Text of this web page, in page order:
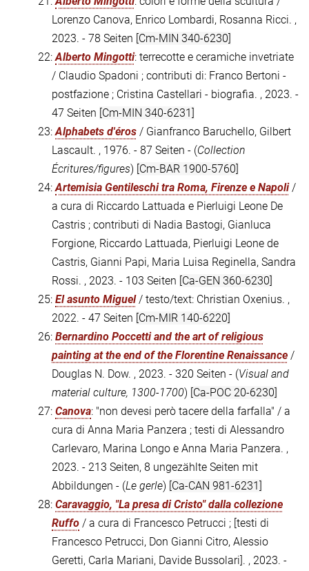
Lorenzo Canova, Enrico Lombardi, Rosanna Ricci. ,
2023. - 78 Seiten [Cm-MIN 340-6230]
22:Alberto Mingotti: terrecotte e ceramiche invetriate
/ Claudio Spadoni ; contributi di: Franco Bertoni -
postfazione ; Cristina Castellari - biografia. , 2023. -
47 Seiten [Cm-MIN 340-6231]
23:Alphabets d'éros / Gianfranco Baruchello, Gilbert
Lascault. , 1976. - 87 Seiten - (Collection
Écritures/figures) [Cm-BAR 1900-5760]
24:Artemisia Gentileschi tra Roma, Firenze e Napoli/
a cura di Riccardo Lattuada e Pierluigi Leone De
Castris ; contributi di Nadia Bastogi, Gianluca
Forgione, Riccardo Lattuada, Pierluigi Leone de
Castris, Gianni Papi, Maria Luisa Reginella, Sandra
Rossi. , 2023. - 103 Seiten [Ca-GEN 360-6230]
25: El asunto Miguel/ testo/text: Christian Oxenius. ,
2022. - 47 Seiten [Cm-MIR 140-6220]
26: Bernardino Poccetti and the art of religious
painting at the end of the Florentine Renaissance /
Douglas N. Dow. , 2023. - 320 Seiten - (Visual and
material culture, 1300-1700) [Ca-POC 20-6230]
27: Canova: "non devesi però tacere della farfalla" / a
cura di Anna Maria Panzera ; testi di Alessandro
Carlevaro, Marina Longo e Anna Maria Panzera. ,
2023. - 213 Seiten, 8 ungezählte Seiten mit
Abbildungen - (Le gerle) [Ca-CAN 981-6231]
28: Caravaggio, "La presa di Cristo" dalla collezione
Ruffo / a cura di Francesco Petrucci ; [testi di
Francesco Petrucci, Don Gianni Citro, Alessio
Geretti, Carla Mariani, Davide Bussolari]. , 2023. -